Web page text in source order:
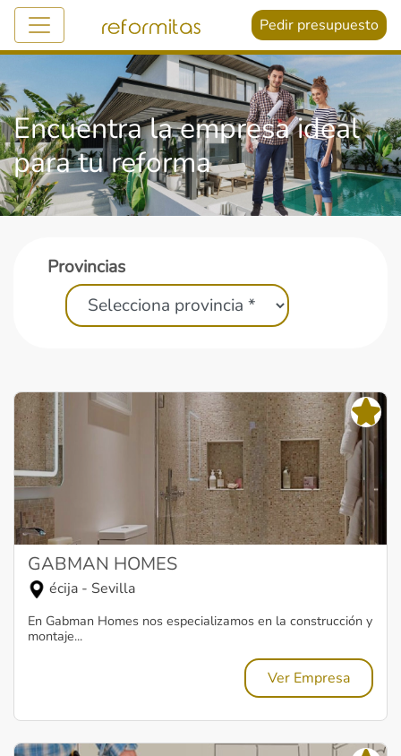
Pedir presupuesto
Encuentra la empresa ideal
para tu reforma
Provincias
GABMAN HOMES
écija - Sevilla
En Gabman Homes nos especializamos en la construcción y
montaje...
Ver Empresa